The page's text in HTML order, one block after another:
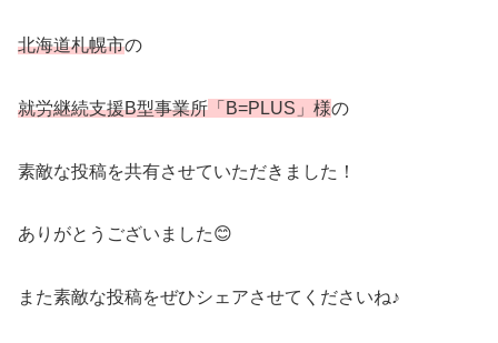
北海道札幌市の
就労継続支援B型事業所 「B=PLUS」様の
素敵な投稿を共有させていただきました！
ありがとうございました😊
また素敵な投稿をぜひシェアさせてくださいね♪